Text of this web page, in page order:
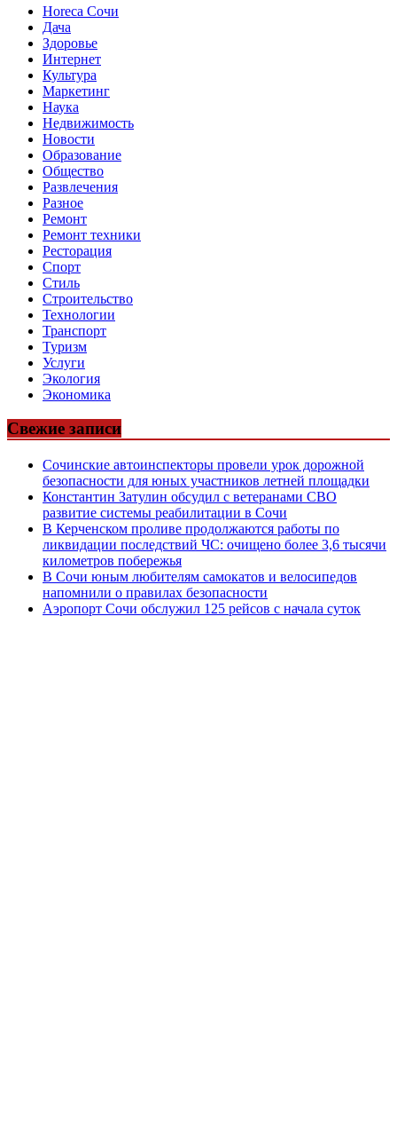
Horeca Сочи
Дача
Здоровье
Интернет
Культура
Маркетинг
Наука
Недвижимость
Новости
Образование
Общество
Развлечения
Разное
Ремонт
Ремонт техники
Ресторация
Спорт
Стиль
Строительство
Технологии
Транспорт
Туризм
Услуги
Экология
Экономика
Свежие записи
Сочинские автоинспекторы провели урок дорожной
безопасности для юных участников летней площадки
Константин Затулин обсудил с ветеранами СВО
развитие системы реабилитации в Сочи
В Керченском проливе продолжаются работы по
ликвидации последствий ЧС: очищено более 3,6 тысячи
километров побережья
В Сочи юным любителям самокатов и велосипедов
напомнили о правилах безопасности
Аэропорт Сочи обслужил 125 рейсов с начала суток